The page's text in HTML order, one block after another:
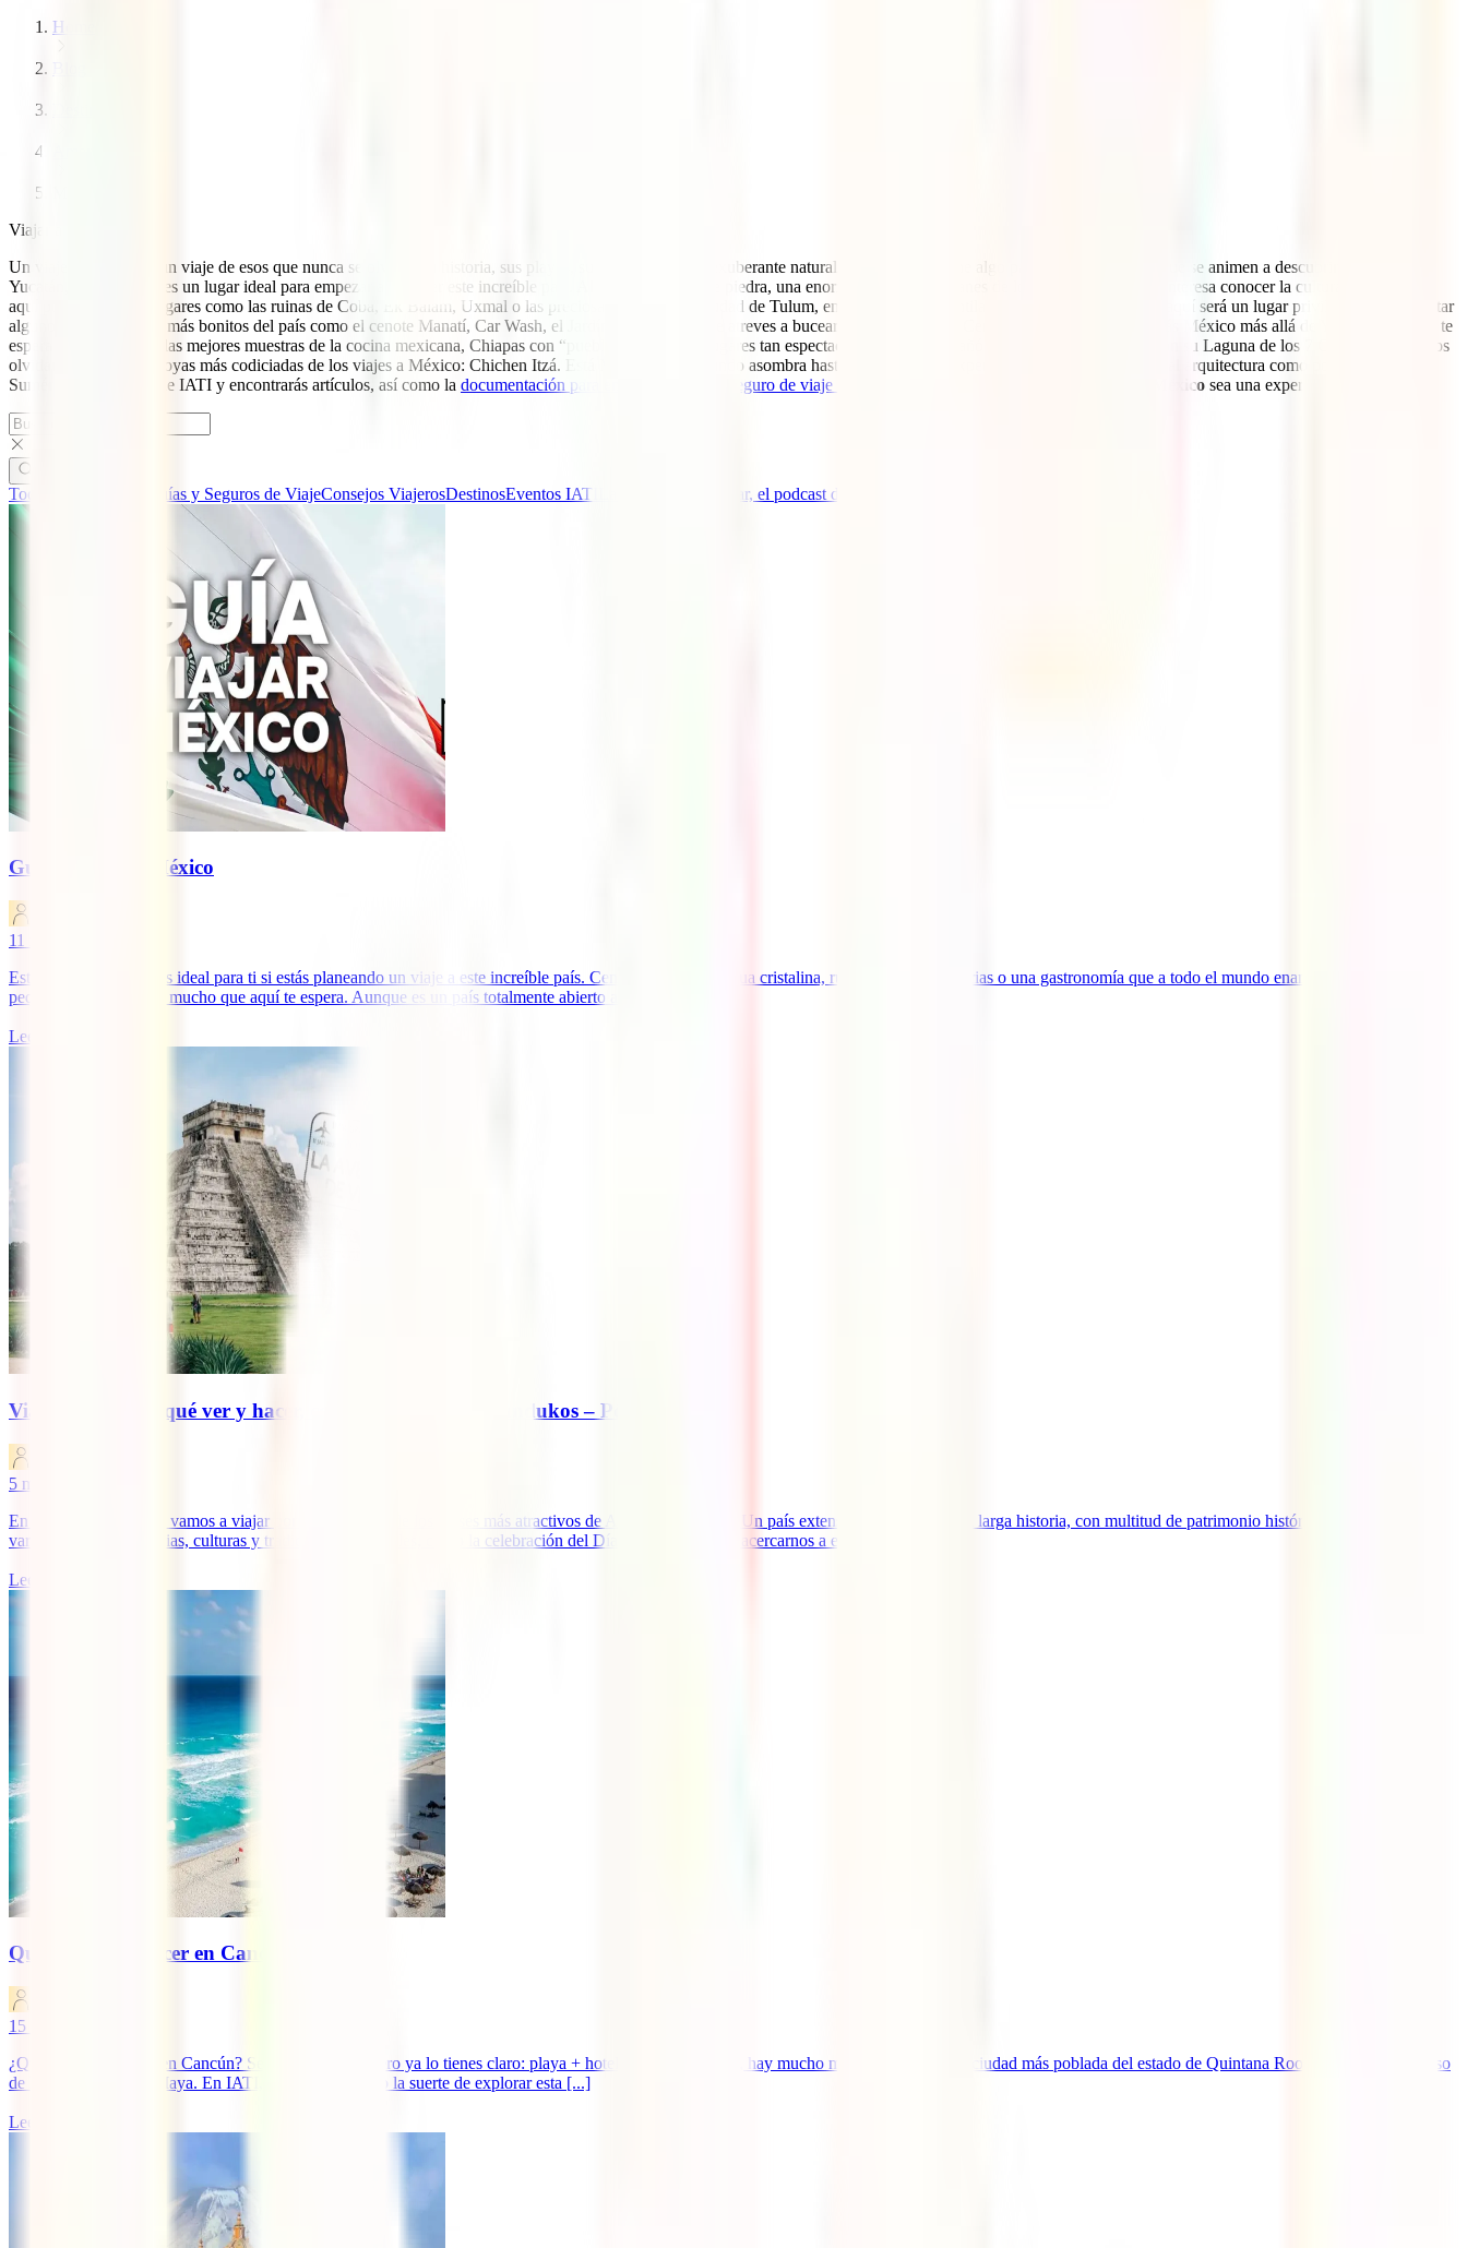
Home
Viajar a México
Un viaje a México es un viaje de esos que nunca se olvida. Su historia, sus playas, su gastronomía, su exuberante naturaleza… México tiene algo para todo los viajeros que se animen a descubrirlo. La zona de
Yucatán, por ejemplo, es un lugar ideal para empezar a conocer este increíble país. Ahí tendrás, a tiro de piedra, una enorme cantidad de planes de lo más variados. Si te interesa conocer la cultura maya, desde
aquí podrás conocer lugares como las ruinas de Coba, Ek Balam, Uxmal o las preciosas ruinas de la ciudad de Tulum, en lo alto de un acantilado frente al mar. También aquí será un lugar privilegiado para visitar
algunos de los cenotes más bonitos del país como el cenote Manatí, Car Wash, el Jardín del Edén o, si te atreves a bucear, el impresionante Cenote Dos ojos. Pero hay más México más allá de Yucatán. Oaxaca te
espera con algunas de las mejores muestras de la cocina mexicana, Chiapas con “pueblos mágicos” y lugares tan espectaculares como el Cañón del Sumidero, Bacalar con su Laguna de los 7 Colores.. Y no, nos
olvidamos de una del joyas más codiciadas de los viajes a México: Chichen Itzá. Está Maravilla del Mundo asombra hasta al viajero más experto, tanto por su monumental arquitectura como por su historia.
Sumérgete en el blog de IATI y encontrarás artículos, así como la documentación para entrar en México seguro de viaje a Mexico viajar a México sea una experiencia perfecta.
Todas las categorías Guías y Seguros de ViajeConsejos ViajerosDestinosEventos IATI La Aventura de Viajar, el podcast de IATI
Guía de viaje a México
11
Esta Guía de México es ideal para ti si estás planeando un viaje a este increíble país. Cenotes, playas de agua cristalina, ruinas mayas milenarias o una gastronomía que a todo el mundo enamora son solo un
pequeño ejemplo de lo mucho que aquí te espera. Aunque es un país totalmente abierto al turismo y [...]
Leer más
Viajar a México: qué ver y hacer, con Liz Castillo de Mundukos – Pódcast #57
5 minutos de lectura
En el programa de hoy vamos a viajar por México, uno de los países más atractivos de América del Norte. Un país extenso, diverso, con una larga historia, con multitud de patrimonio histórico y cultural, gran
variedad de climas, etnias, culturas y tradiciones ancestrales, como la celebración del Día de muertos. Para acercarnos a esta [...]
Leer más
Qué ver y qué hacer en Cancún (México)
15
¿Qué ver y qué hacer en Cancún? Seguro que lo primero ya lo tienes claro: playa + hotelazo. Sin embargo, hay mucho más que rascar en la ciudad más poblada del estado de Quintana Roo y la puerta de acceso
de la famosa Riviera Maya. En IATI, que hemos tenido la suerte de explorar esta [...]
Leer más